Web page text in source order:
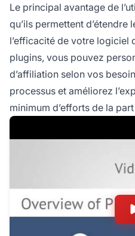
Le principal avantage de
qu’ils permettent d’étendre
l’efficacité de votre logiciel
plugins, vous pouvez
d’affiliation selon vos
processus et améliorez
minimum d’efforts de la